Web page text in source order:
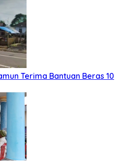
Terima Bantuan Beras 10